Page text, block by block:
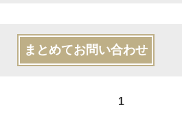
まとめてお問い合わせ
1